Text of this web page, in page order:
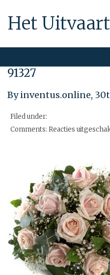
Het
91327
By inventus.online,
Filed under:
Comments: Reacties